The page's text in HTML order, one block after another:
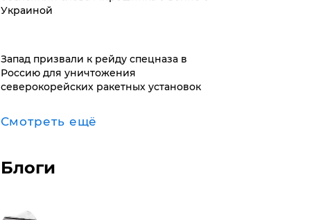
Украиной
Запад призвали к рейду спецназа в
Россию для уничтожения
северокорейских ракетных установок
Смотреть ещё
Блоги